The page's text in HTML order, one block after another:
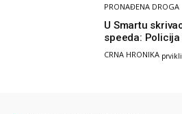
PRONAĐENA DROGA
U Smartu
speeda:
Hercegovine
CRNA HRONIKA